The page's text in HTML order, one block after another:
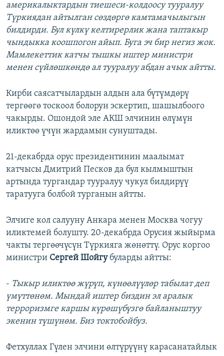
америкалыктардын тиешеси-колдоосу тууралуу
Түркиядан айтылган сөздөргө камтамачылыгын
билдирди. Бул күлкү келтирерлик жана таптакыр
чындыкка коошпогон айып. Буга эч бир негиз жок.
Мамлекеттик катчы тышкы иштер министри
менен сүйлөшкөндө ал тууралуу абдан ачык айтты.
Кирби саясатчылардын алдын ала бүтүмдөрү
тергөөгө тоскоол болорун эскертип, шашылбоого
чакырды. Ошондой эле АКШ элчинин өлүмүн
иликтөө үчүн жардамын сунуштады.
21-декабрда орус президентинин маалымат
катчысы Дмитрий Песков да бул кылмыштын
артында тургандар тууралуу чукул билдирүү
таратууга болбой турганын айтты.
Элчиге кол салууну Анкара менен Москва чогуу
иликтемей болушту. 20-декабрда Орусия жыйырма
чакты тергөөчүсүн Түркияга жөнөттү. Орус коргоо
министри Сергей Шойгубуларды айтты:
- Тыкыр иликтөө жүрүп, күнөөлүүлөр табылат деп
үмүттөнөм. Мындай иштер биздин эл аралык
терроризмге каршы күрөшүбүзгө байланыштуу
экенин түшүнөм. Биз токтобойбуз.
Фетхуллах Гүлен элчини өлтүрүүнү карасанатайлык